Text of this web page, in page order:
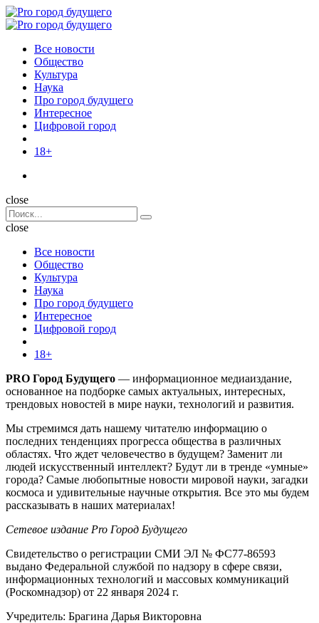
Menu
Поиск
Menu
Pro
Все новости
Общество
Культура
Наука
Про город будущего
Интересное
Цифровой город
18+
Поиск
close
Search
for:
Поиск
close
Все новости
Общество
Культура
Наука
Про город будущего
Интересное
Цифровой город
18+
PRO Город Будущего — информационное медиаиздание,
основанное на подборке самых актуальных, интересных,
трендовых новостей в мире науки, технологий и развития.
Мы стремимся дать нашему читателю информацию о
последних тенденциях прогресса общества в различных
областях. Что ждет человечество в будущем? Заменит ли
людей искусственный интеллект? Будут ли в тренде «умные»
города? Самые любопытные новости мировой науки, загадки
космоса и удивительные научные открытия. Все это мы будем
рассказывать в наших материалах!
Сетевое издание Pro Город Будущего
Свидетельство о регистрации СМИ ЭЛ № ФС77-86593
выдано Федеральной службой по надзору в сфере связи,
информационных технологий и массовых коммуникаций
(Роскомнадзор) от 22 января 2024 г.
Учредитель: Брагина Дарья Викторовна